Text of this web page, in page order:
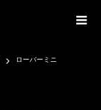
ローバーミニ